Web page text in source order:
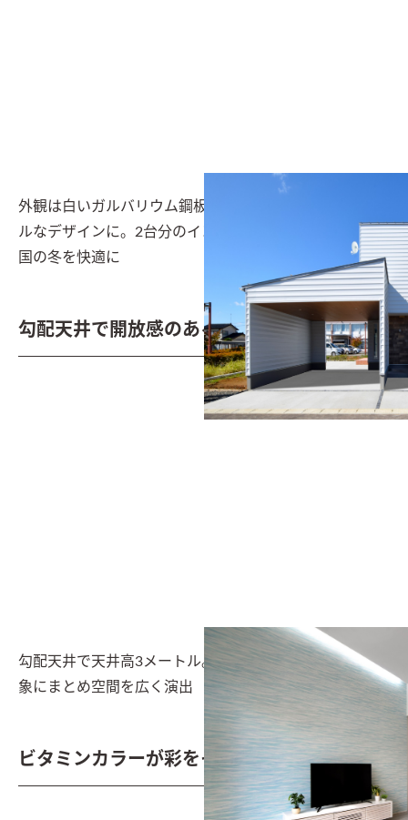
外観は白いガルバリウム鋼板の鎧張りをベースにシンプ
ルなデザインに。2台分のインナーガレージを設置し雪
国の冬を快適に
勾配天井で開放感のあるリビング
勾配天井で天井高3メートル。内装の仕上げも明るい印
象にまとめ空間を広く演出
ビタミンカラーが彩をそえるキッチン